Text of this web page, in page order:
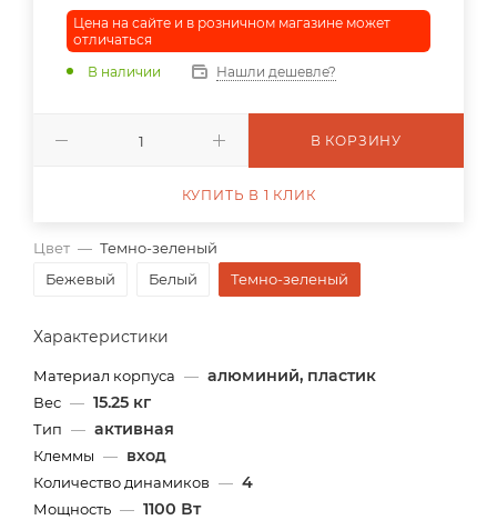
Цвет — Темно-зеленый
Бежевый
Белый Темно-зеленый
Характеристики
Материал корпуса — алюминий, пластик
Вес — 15.25 кг
Тип — активная
Клеммы — вход
Количество динамиков — 4
Мощность — 1100 Вт
Цена на сайте и в розничном магазине может
отличаться
В наличии
Нашли дешевле?
В КОРЗИНУ
КУПИТЬ В 1 КЛИК